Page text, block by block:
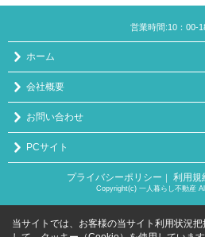
営業時間:10：00-
ホーム
会社概要
お問い合わせ
PCサイト
プライバシーポリシー 利用規
Copyright(c) 一人暮らし不動産
当サイトでは、お客様の当サイト利用状況